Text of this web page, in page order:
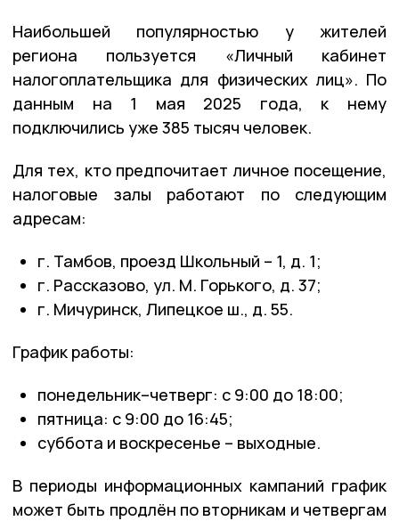
Наибольшей популярностью у жителей
региона пользуется «Личный кабинет
налогоплательщика для физических лиц». По
данным на 1 мая 2025 года, к нему
подключились уже 385 тысяч человек.
Для тех, кто предпочитает личное посещение,
налоговые залы работают по следующим
адресам:
г. Тамбов, проезд Школьный – 1, д. 1;
г. Рассказово, ул. М. Горького, д. 37;
г. Мичуринск, Липецкое ш., д. 55.
График работы:
понедельник–четверг: с 9:00 до 18:00;
пятница: с 9:00 до 16:45;
суббота и воскресенье – выходные.
В периоды информационных кампаний график
может быть продлён по вторникам и четвергам